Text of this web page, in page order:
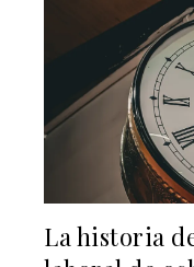
La historia